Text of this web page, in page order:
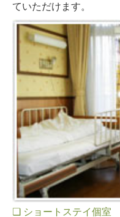
ていただけます。
❏ ショートステイ個室